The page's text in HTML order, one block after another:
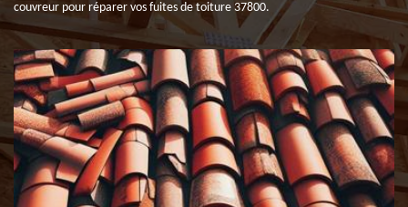
couvreur pour réparer vos fuites de toiture 37800.